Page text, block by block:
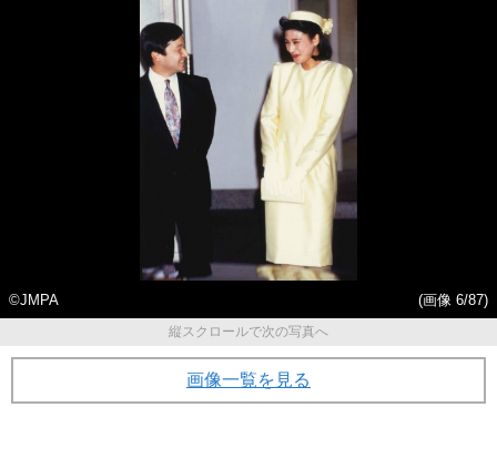
©JMPA
(画像 6/87)
縦スクロールで次の写真へ
画像一覧を見る